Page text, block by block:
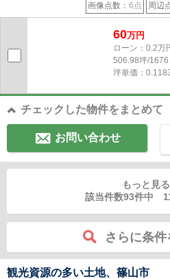
画像点数： 6点 周辺
60万円
ローン：0.2万
506.98坪/1676
坪単価：
チェックした物件をまとめて
お問い合わせ
もっと見る
該当件数93件中
さらに条
観光資源の多い土地、篠山市